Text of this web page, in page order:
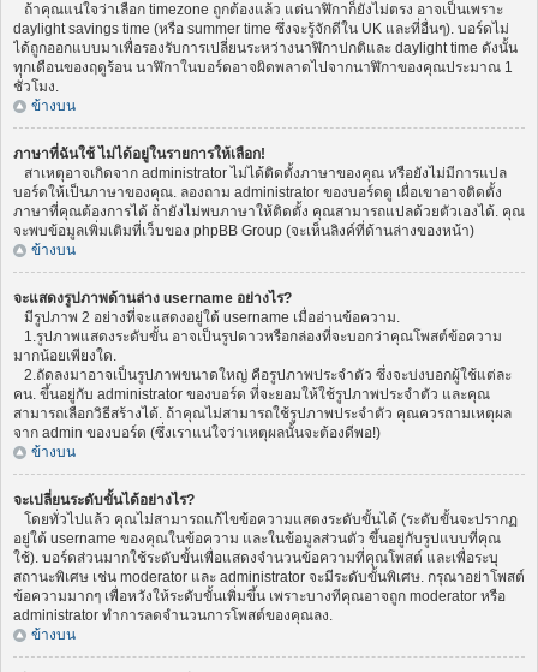
ถ้าคุณแน่ใจว่าเลือก timezone ถูกต้องแล้ว แต่นาฬิกาก็ยังไม่ตรง อาจเป็นเพราะ
daylight savings time (หรือ summer time ซึ่งจะรู้จักดีใน UK และที่อื่นๆ). บอร์ดไม่
ได้ถูกออกแบบมาเพื่อรองรับการเปลี่ยนระหว่างนาฬิกาปกติและ daylight time ดังนั้น
ทุกเดือนของฤดูร้อน นาฬิกาในบอร์ดอาจผิดพลาดไปจากนาฬิกาของคุณประมาณ 1
ชั่วโมง.
ข้างบน
ภาษาที่ฉันใช้ ไม่ได้อยู่ในรายการให้เลือก!
สาเหตุอาจเกิดจาก administrator ไม่ได้ติดตั้งภาษาของคุณ หรือยังไม่มีการแปล
บอร์ดให้เป็นภาษาของคุณ. ลองถาม administrator ของบอร์ดดู เผื่อเขาอาจติดตั้ง
ภาษาที่คุณต้องการได้ ถ้ายังไม่พบภาษาให้ติดตั้ง คุณสามารถแปลด้วยตัวเองได้. คุณ
จะพบข้อมูลเพิ่มเติมที่เว็บของ phpBB Group (จะเห็นลิงค์ที่ด้านล่างของหน้า)
ข้างบน
จะแสดงรูปภาพด้านล่าง username อย่างไร?
มีรูปภาพ 2 อย่างที่จะแสดงอยู่ใต้ username เมื่ออ่านข้อความ.
1.รูปภาพแสดงระดับขั้น อาจเป็นรูปดาวหรือกล่องที่จะบอกว่าคุณโพสต์ข้อความ
มากน้อยเพียงใด.
2.ถัดลงมาอาจเป็นรูปภาพขนาดใหญ่ คือรูปภาพประจำตัว ซึ่งจะบ่งบอกผู้ใช้แต่ละ
คน. ขึ้นอยู่กับ administrator ของบอร์ด ที่จะยอมให้ใช้รูปภาพประจำตัว และคุณ
สามารถเลือกวิธีสร้างได้. ถ้าคุณไม่สามารถใช้รูปภาพประจำตัว คุณควรถามเหตุผล
จาก admin ของบอร์ด (ซึ่งเราแน่ใจว่าเหตุผลนั้นจะต้องดีพอ!)
ข้างบน
จะเปลี่ยนระดับขั้นได้อย่างไร?
โดยทั่วไปแล้ว คุณไม่สามารถแก้ไขข้อความแสดงระดับขั้นได้ (ระดับขั้นจะปรากฏ
อยู่ใต้ username ของคุณในข้อความ และในข้อมูลส่วนตัว ขึ้นอยู่กับรูปแบบที่คุณ
ใช้). บอร์ดส่วนมากใช้ระดับขั้นเพื่อแสดงจำนวนข้อความที่คุณโพสต์ และเพื่อระบุ
สถานะพิเศษ เช่น moderator และ administrator จะมีระดับขั้นพิเศษ. กรุณาอย่าโพสต์
ข้อความมากๆ เพื่อหวังให้ระดับขั้นเพิ่มขึ้น เพราะบางทีคุณอาจถูก moderator หรือ
administrator ทำการลดจำนวนการโพสต์ของคุณลง.
ข้างบน